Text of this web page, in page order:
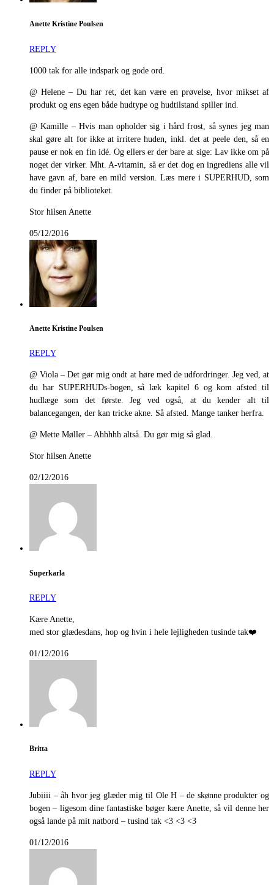
Anette Kristine Poulsen
REPLY
1000 tak for alle indspark og gode ord.
@ Helene – Du har ret, det kan være en prøvelse, hvor mikset af
produkt og ens egen både hudtype og hudtilstand spiller ind.
@ Kamille – Hvis man opholder sig i hård frost, så synes jeg man
skal gøre alt for ikke at irritere huden, inkl. det at peele den, så en
pause er nok en fin idé. Og ellers er der bare at sige: Lav ikke om på
noget der virker. Mht. A-vitamin, så er det dog en ingrediens alle vil
have gavn af, bare en mild version. Læs mere i SUPERHUD, som
du finder på biblioteket.
Stor hilsen Anette
05/12/2016
Anette Kristine Poulsen
REPLY
@ Viola – Det gør mig ondt at høre med de udfordringer. Jeg ved, at
du har SUPERHUDs-bogen, så læk kapitel 6 og kom afsted til
hudlæge som det første. Jeg ved også, at du kender alt til
balancegangen, der kan tricke akne. Så afsted. Mange tanker herfra.
@ Mette Møller – Ahhhhh altså. Du gør mig så glad.
Stor hilsen Anette
02/12/2016
Superkarla
REPLY
Kære Anette,
med stor glædesdans, hop og hvin i hele lejligheden tusinde tak❤️
01/12/2016
Britta
REPLY
Jubiiii – åh hvor jeg glæder mig til Ole H – de skønne produkter og
bogen – ligesom dine fantastiske bøger kære Anette, så vil denne her
også lande på mit natbord – tusind tak <3 <3 <3
01/12/2016